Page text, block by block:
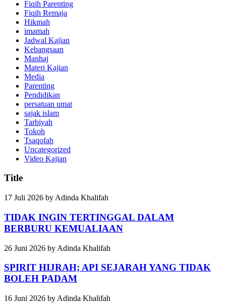
Fiqih Parenting
Fiqih Remaja
Hikmah
imamah
Jadwal Kajian
Kebangsaan
Manhaj
Materi Kajian
Media
Parenting
Pendidikan
persatuan umat
sajak islam
Tarbiyah
Tokoh
Tsaqofah
Uncategorized
Video Kajian
Title
17 Juli 2026 by Adinda Khalifah
TIDAK INGIN TERTINGGAL DALAM
BERBURU KEMUALIAAN
26 Juni 2026 by Adinda Khalifah
SPIRIT HIJRAH; API SEJARAH YANG TIDAK
BOLEH PADAM
16 Juni 2026 by Adinda Khalifah